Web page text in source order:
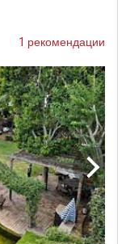
1 рекомендации